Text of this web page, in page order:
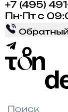
+7 (495)
Пн-Пт с